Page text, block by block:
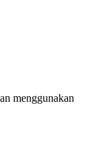
menggunakan